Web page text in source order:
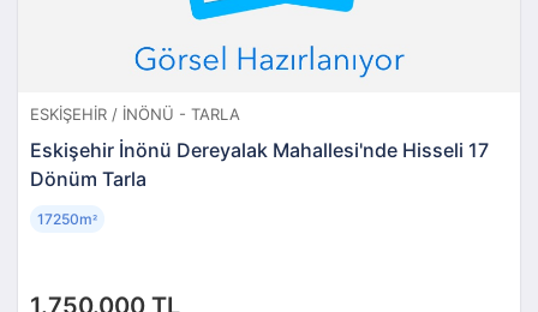
ESKIŞEHIR / İNÖNÜ - TARLA
Eskişehir İnönü Dereyalak Mahallesi'nde Hisseli 17
Dönüm Tarla
1.750.000 TL
17250m²